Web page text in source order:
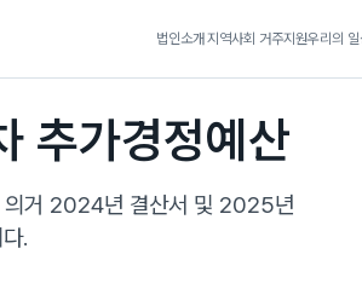
법인소개지역사회 거주지원우리의
추가경정예산
의거 2024년 결산서 및 2025년
.